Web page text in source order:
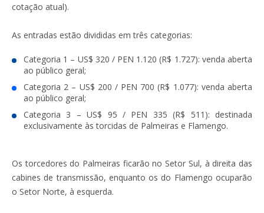
cotação atual).
As entradas estão divididas em três categorias:
Categoria 1 – US$ 320 / PEN 1.120 (R$ 1.727): venda aberta
ao público geral;
Categoria 2 – US$ 200 / PEN 700 (R$ 1.077): venda aberta
ao público geral;
Categoria 3 – US$ 95 / PEN 335 (R$ 511): destinada
exclusivamente às torcidas de Palmeiras e Flamengo.
Os torcedores do Palmeiras ficarão no Setor Sul, à direita das
cabines de transmissão, enquanto os do Flamengo ocuparão
o Setor Norte, à esquerda.